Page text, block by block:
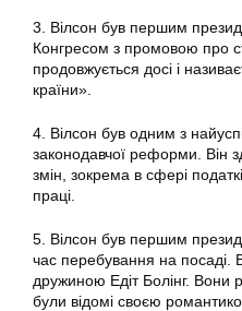
3. Вілсон був першим
Конгресом з промовою про
продовжується досі і
країни».
4. Вілсон був одним з
законодавчої реформи. Він
змін, зокрема в сфері
праці.
5. Вілсон був першим
час перебування на посаді.
дружиною Едіт Болінг. Вони
були відомі своєю